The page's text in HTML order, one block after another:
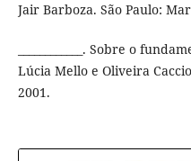
Jair Barboza. São Paulo:
____________. Sobre o
Lúcia Mello e Oliveira
2001.